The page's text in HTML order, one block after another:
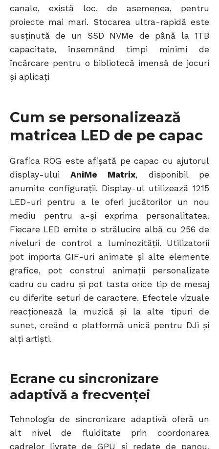
canale, există loc, de asemenea, pentru
proiecte mai mari. Stocarea ultra-rapidă este
susținută de un SSD NVMe de până la 1TB
capacitate, însemnând timpi minimi de
încărcare pentru o bibliotecă imensă de jocuri
și aplicați
Cum se personalizează
matricea LED de pe capac
Grafica ROG este afișată pe capac cu ajutorul
display-uluiAniMe Matrix, disponibil pe
anumite configurații. Display-ul utilizează 1215
LED-uri pentru a le oferi jucătorilor un nou
mediu pentru a-și exprima personalitatea.
Fiecare LED emite o strălucire albă cu 256 de
niveluri de control a luminozității. Utilizatorii
pot importa GIF-uri animate și alte elemente
grafice, pot construi animații personalizate
cadru cu cadru și pot tasta orice tip de mesaj
cu diferite seturi de caractere. Efectele vizuale
reacționează la muzică și la alte tipuri de
sunet, creând o platformă unică pentru DJi și
alți artiști.
Ecrane cu sincronizare
adaptivă a frecvenței
Tehnologia de sincronizare adaptivă oferă un
alt nivel de fluiditate prin coordonarea
cadrelor livrate de GPU și redate de panou.